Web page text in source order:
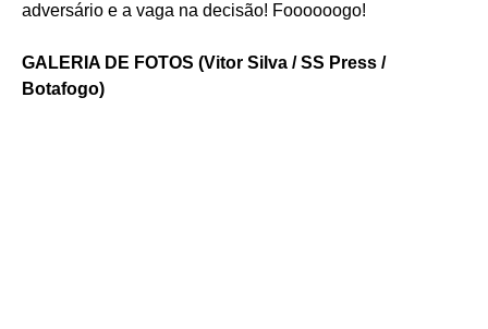
adversário e a vaga na decisão! Foooooogo!
GALERIA DE FOTOS (Vitor Silva / SS Press /
Botafogo)